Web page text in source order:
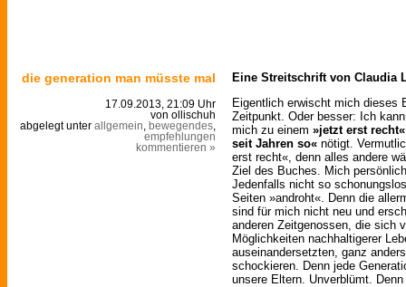
die generation man müsste mal
17.09.2013, 21:09 Uhr
von ollischuh
abgelegt unter allgemein bewegendes
empfehlungen
kommentieren »
Eine Streitschrift von Claudia
Eigentlich erwischt mich dieses
Zeitpunkt. Oder besser: Ich
mich zu einem »jetzt erst recht«
seit Jahren so« nötigt.
erst recht«, denn alles andere
Ziel des Buches. Mich
Jedenfalls nicht so
Seiten »androht«. Denn die
sind für mich nicht neu und
anderen Zeitgenossen, die sich
Möglichkeiten nachhaltigerer
auseinandersetzten, ganz
schockieren. Denn jede
unsere Eltern. Unverblümt.